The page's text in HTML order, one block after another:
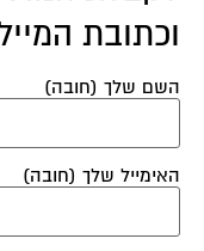
וכתובת
השם שלך (חובה)
האימייל שלך (חובה)